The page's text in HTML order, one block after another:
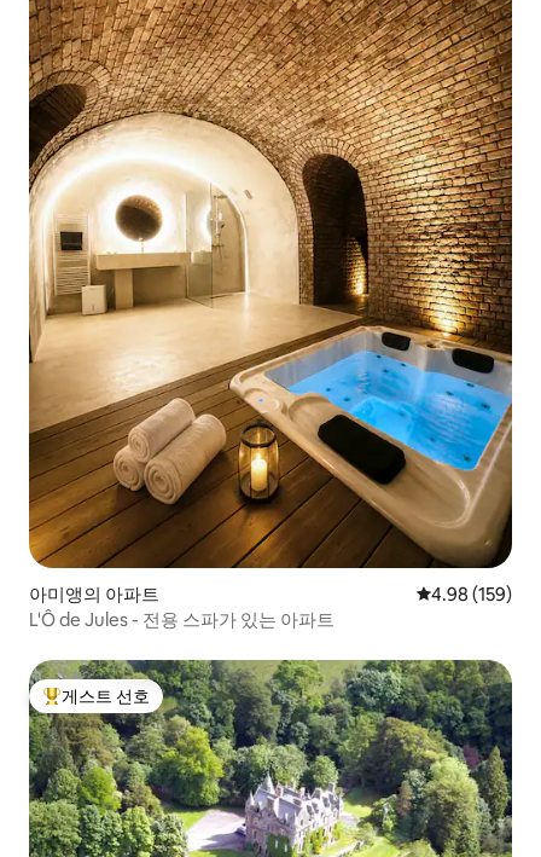
아미앵의 아파트 평점 4.98점(5
4.98 (159)
L'Ô de Jules - 전용 스파가 있는 아파트
상위 게스트 선호
게스트 선호